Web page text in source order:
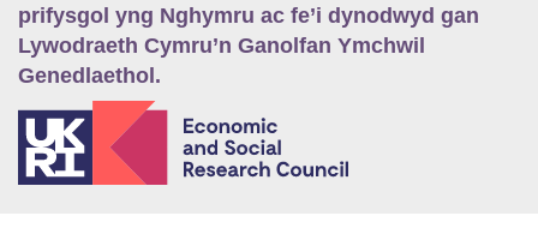
prifysgol yng Nghymru ac fe’i dynodwyd gan
Lywodraeth Cymru’n Ganolfan Ymchwil
Genedlaethol.